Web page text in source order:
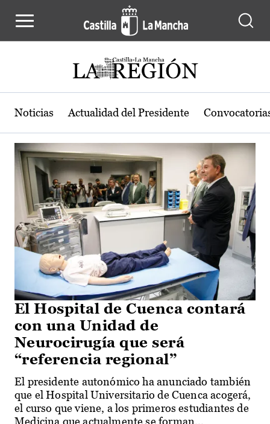
Actualidad de la región de Castilla-
Noticias Actualidad del Presidente
El Hospital de Cuenca contará
con una Unidad de
Neurocirugía que será
“referencia regional”
El presidente autonómico ha anunciado también
que el Hospital Universitario de Cuenca acogerá,
el curso que viene, a los primeros estudiantes de
Medicina que actualmente se forman...